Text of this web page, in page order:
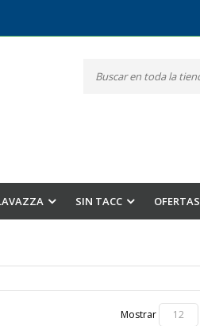
SIN TACC OFERTAS
Mostrar 12